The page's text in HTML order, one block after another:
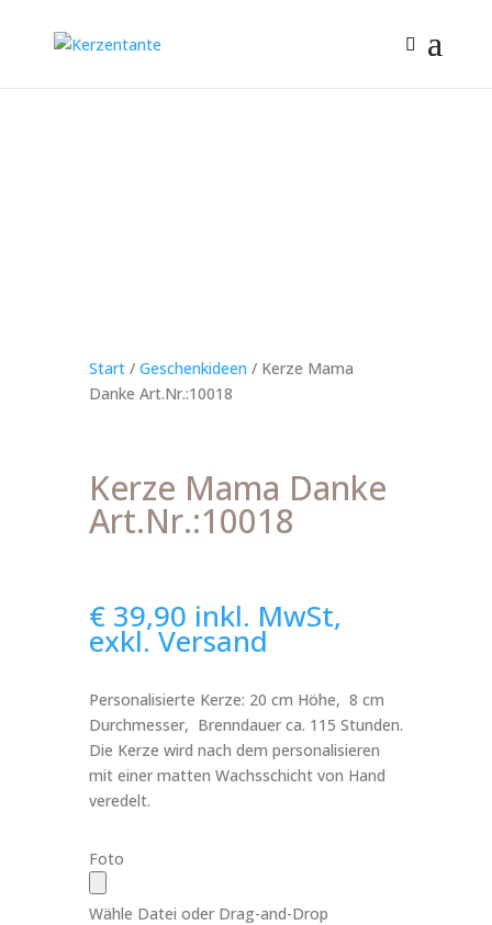
Start/ Geschenkideen / Kerze Mama
Danke Art.Nr.:10018
Kerze Mama Danke
Art.Nr.:10018
€39,90 inkl. MwSt,
exkl. Versand
Personalisierte Kerze: 20 cm Höhe, 8 cm
Durchmesser, Brenndauer ca. 115 Stunden.
Die Kerze wird nach dem personalisieren
mit einer matten Wachsschicht von Hand
veredelt.
Foto
Wähle Datei oder Drag-and-Drop